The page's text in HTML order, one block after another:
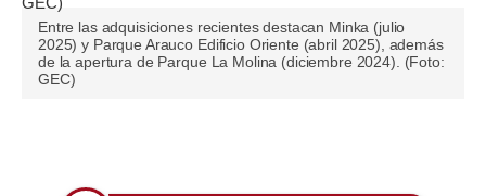
Blogs
Tendencias
Entre las adquisiciones recientes destacan Minka (julio
2025) y Parque Arauco Edificio Oriente (abril 2025), además
de la apertura de Parque La Molina (diciembre 2024). (Foto:
GEC)